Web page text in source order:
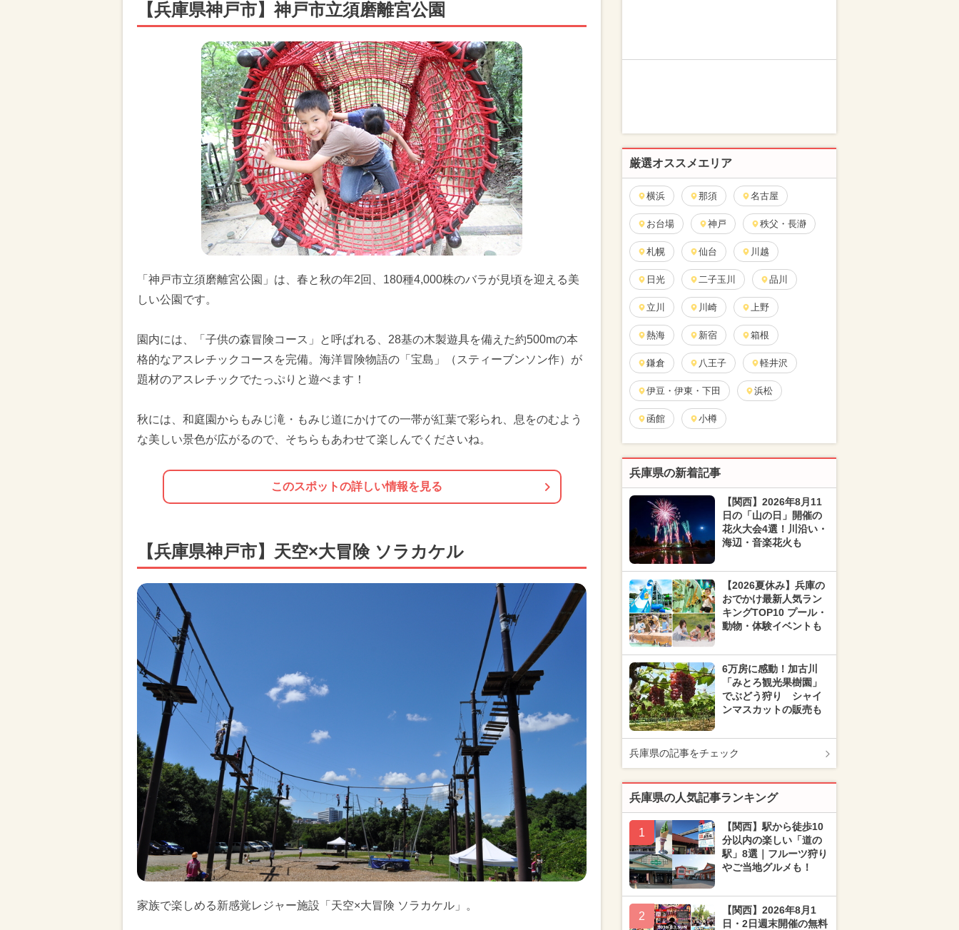
【兵庫県神戸市】神戸市立須磨離宮公園
「神戸市立須磨離宮公園」は、春と秋の年2回、180種4,000株のバラが見頃を迎える美
しい公園です。
園内には、「子供の森冒険コース」と呼ばれる、28基の木製遊具を備えた約500mの本
格的なアスレチックコースを完備。海洋冒険物語の「宝島」（スティーブンソン作）が
題材のアスレチックでたっぷりと遊べます！
秋には、和庭園からもみじ滝・もみじ道にかけての一帯が紅葉で彩られ、息をのむよう
な美しい景色が広がるので、そちらもあわせて楽しんでくださいね。
このスポットの詳しい情報を見る
【兵庫県神戸市】天空×大冒険 ソラカケル
家族で楽しめる新感覚レジャー施設「天空×大冒険 ソラカケル」。
厳選オススメエリア
横浜 那須 名古屋
お台場 神戸 秩父・長瀞
札幌 仙台 川越
日光 二子玉川 品川
立川 川崎 上野
熱海 新宿 箱根
鎌倉 八王子 軽井沢
伊豆・伊東・下田 浜松
函館 小樽
兵庫県の新着記事
【関西】2026年8月11
日の「山の日」開催の
花火大会4選！川沿い・
海辺・音楽花火も
【2026夏休み】兵庫の
おでかけ最新人気ラン
キングTOP10 プール・
動物・体験イベントも
6万房に感動！加古川
「みとろ観光果樹園」
でぶどう狩り シャイ
ンマスカットの販売も
兵庫県の記事をチェック
兵庫県の人気記事ランキング
1
【関西】駅から徒歩10
分以内の楽しい「道の
駅」8選｜フルーツ狩り
やご当地グルメも！
2
【関西】2026年8月1
日・2日週末開催の無料